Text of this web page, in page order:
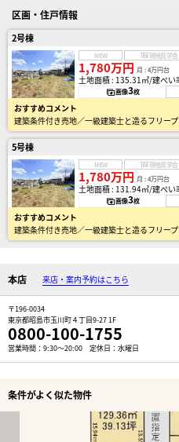
区画・住戸情報
2号棟
NEW 現地見学会
1,780万円 月 : 4万円台
土地面積 : 135.31㎡ 建ぺい
画像3枚
おすすめコメント
5号棟
NEW 現地見学会
1,780万円 月 : 4万円台
土地面積 : 131.94㎡ 建ぺい
画像3枚
おすすめコメント
本店 来店・案内予約はこちら
〒196-0034
東京都昭島市玉川町４丁目9-27 1F
0800-100-1755
営業時間：9:30～20:00 定休日：水曜日
条件がよく似た物件